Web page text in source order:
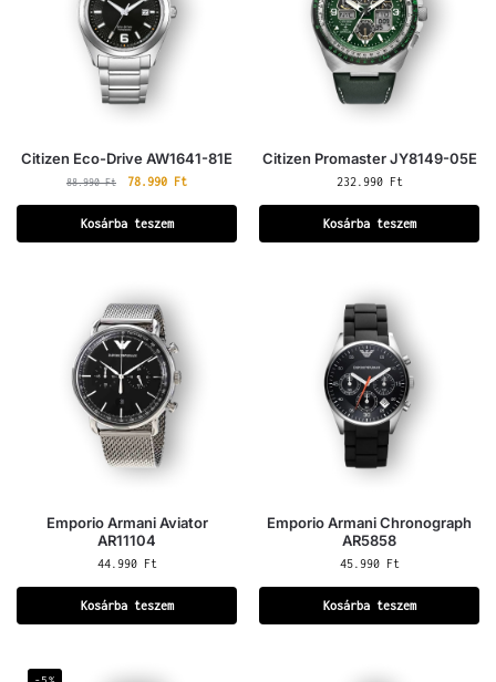
Citizen Eco-Drive AW1641-81E
88.990Ft 78.990 Ft
Kosárba teszem
Citizen Promaster JY8149-05E
232.990 Ft
Kosárba teszem
Emporio Armani Aviator
AR11104
44.990 Ft
Kosárba teszem
Emporio Armani Chronograph
AR5858
45.990 Ft
Kosárba teszem